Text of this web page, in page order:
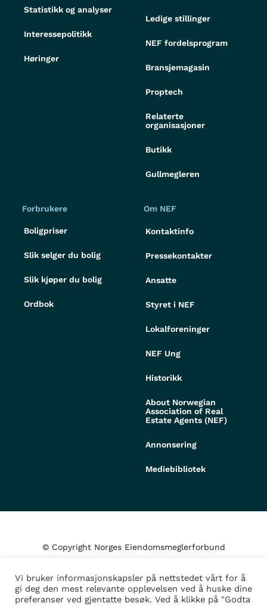
Statistikk og analyser
Interessepolitikk
Høringer
Ledige stillinger
NEF fordelsprogram
Bransjemagasin
Proptech
Relaterte
organisasjoner
Butikk
Gullmegleren
Forbrukere
Boligpriser
Slik selger du bolig
Slik kjøper du bolig
Ordbok
Om NEF
Kontaktinfo
Pressekontakter
Ansatte
Styret i NEF
Lokalforeninger
NEF Ung
Historikk
About Norwegian
Association of Real
Estate Agents (NEF)
Annonsering
Mediebibliotek
© Copyright Norges Eiendomsmeglerforbund
Personvern og cookies
Vi bruker informasjonskapsler på nettstedet vårt for å
gi deg den mest relevante opplevelsen ved å huske dine
preferanser ved gjentatte besøk. Ved å klikke på "Godta